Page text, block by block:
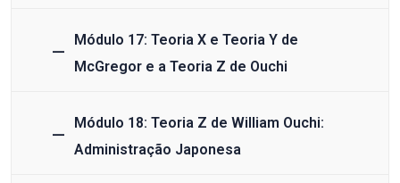
Módulo 17: Teoria X e Teoria Y de
McGregor e a Teoria Z de Ouchi
Módulo 18: Teoria Z de William Ouchi:
Administração Japonesa